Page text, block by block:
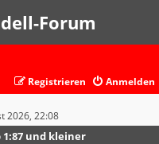
Forum
Anmelden
Registrieren
2026, 22:08
und kleiner